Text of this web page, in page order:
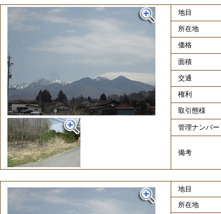
地目
所在地
価格
面積
交通
権利
取引態様
管理ナンバー
備考
地目
所在地